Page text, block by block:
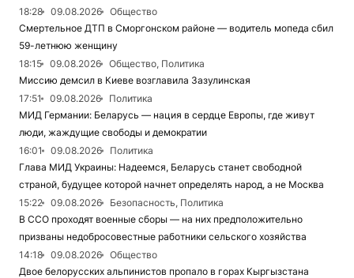
18:28
09.08.2026
Общество
Смертельное ДТП в Сморгонском районе — водитель мопеда сбил
59-летнюю женщину
18:15
09.08.2026
Общество, Политика
Миссию демсил в Киеве возглавила Зазулинская
17:51
09.08.2026
Политика
МИД Германии: Беларусь — нация в сердце Европы, где живут
люди, жаждущие свободы и демократии
16:01
09.08.2026
Политика
Глава МИД Украины: Надеемся, Беларусь станет свободной
страной, будущее которой начнет определять народ, а не Москва
15:22
09.08.2026
Безопасность, Политика
В ССО проходят военные сборы — на них предположительно
призваны недобросовестные работники сельского хозяйства
14:18
09.08.2026
Общество
Двое белорусских альпинистов пропало в горах Кыргызстана